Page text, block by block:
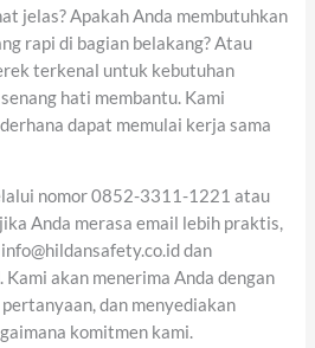
jelas? Apakah Anda membutuhkan
rapi di bagian belakang? Atau
terkenal untuk kebutuhan
hati membantu. Kami
dapat memulai kerja sama
nomor 0852-3311-1221 atau
Anda merasa email lebih praktis,
dan
Kami akan menerima Anda dengan
dan menyediakan
komitmen kami.